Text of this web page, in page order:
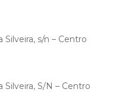
Silveira, s/n – Centro
Silveira, S/N – Centro